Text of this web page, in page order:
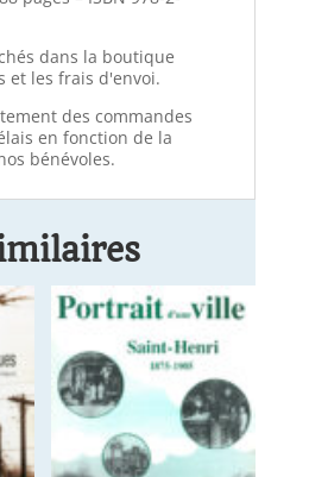
dans la boutique
et les frais d'envoi.
des commandes
en fonction de la
bénévoles.